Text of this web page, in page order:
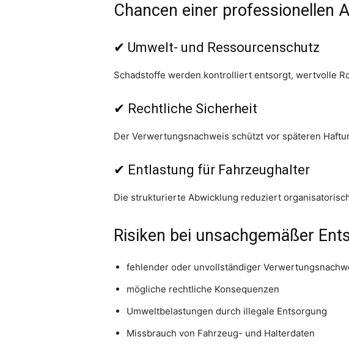
Chancen einer professionellen
✔ Umwelt- und Ressourcenschutz
Schadstoffe werden kontrolliert entsorgt, wertvolle
✔ Rechtliche Sicherheit
Der Verwertungsnachweis schützt vor späteren
✔ Entlastung für Fahrzeughalter
Die strukturierte Abwicklung reduziert
Risiken bei unsachgemäßer
fehlender oder unvollständiger
mögliche rechtliche Konsequenzen
Umweltbelastungen durch illegale Entsorgung
Missbrauch von Fahrzeug- und Halterdaten